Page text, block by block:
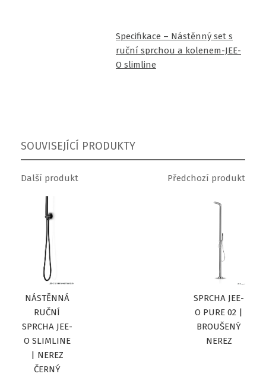
Specifikace – Nástěnný set s
ruční sprchou a kolenem-JEE-
O slimline
SOUVISEJÍCÍ PRODUKTY
Další produkt
NÁSTĚNNÁ
RUČNÍ
SPRCHA JEE-
O SLIMLINE
| NEREZ
ČERNÝ
Předchozí produkt
SPRCHA JEE-
O PURE 02 |
BROUŠENÝ
NEREZ